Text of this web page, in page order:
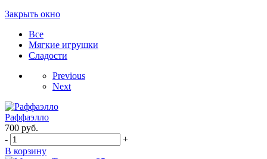
Закрыть окно
Все
Мягкие игрушки
Сладости
Previous
Next
Раффаэлло
700 руб.
-
+
В корзину